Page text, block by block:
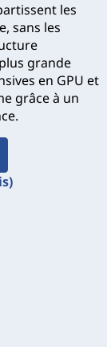
les
sans les
grande
en GPU et
grâce à un